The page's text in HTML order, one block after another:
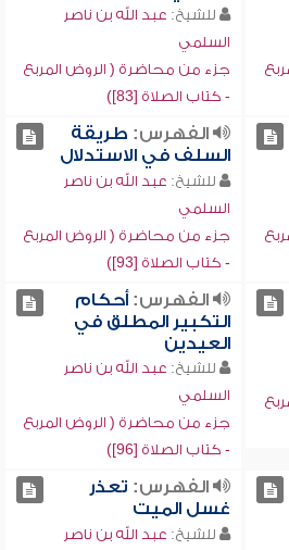
للشيخ: عبد الله بن ناصر
السلمي
جزء من محاضرة ( الروض المربع
- كتاب الصلاة [83])
الفهرس: طريقة
السلف في الاستدلال
للشيخ: عبد الله بن ناصر
السلمي
جزء من محاضرة ( الروض المربع
- كتاب الصلاة [93])
الفهرس:أحكام
التكبير المطلق في
العيدين
للشيخ: عبد الله بن ناصر
السلمي
جزء من محاضرة ( الروض المربع
- كتاب الصلاة [96])
الفهرس: تعذر
غسل الميت
للشيخ: عبد الله بن ناصر